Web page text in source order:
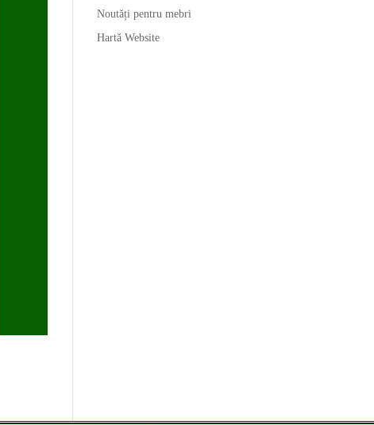
Noutăți pentru mebri
Hartă Website